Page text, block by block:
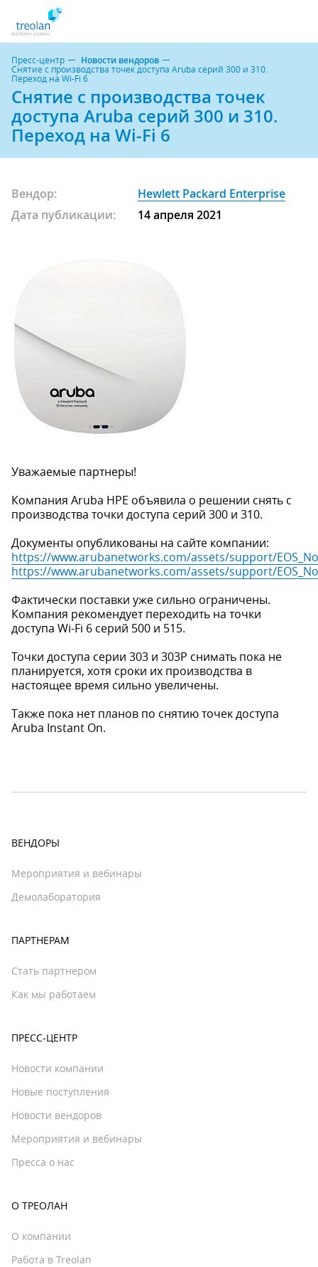
Пресс-центр Новости вендоров
Cнятие с производства точек доступа Aruba серий 300 и 310.
Переход на Wi-Fi 6
Cнятие с производства точек
доступа Aruba серий 300 и 310.
Переход на Wi-Fi 6
Вендор:
Hewlett Packard Enterprise
Дата публикации:
14 апреля 2021
Уважаемые партнеры!
Компания Aruba HPE объявила о решении снять с
производства точки доступа серий 300 и 310.
Документы опубликованы на сайте компании:
https://www.arubanetworks.com/assets/support/
https://www.arubanetworks.com/assets/support/
Фактически поставки уже сильно ограничены.
Компания рекомендует переходить на точки
доступа Wi-Fi 6 серий 500 и 515.
Точки доступа серии 303 и 303Р снимать пока не
планируется, хотя сроки их производства в
настоящее время сильно увеличены.
Также пока нет планов по снятию точек доступа
Aruba Instant On.
ВЕНДОРЫ
Мероприятия и вебинары
Демолаборатория
ПАРТНЕРАМ
Стать партнером
Как мы работаем
ПРЕСС-ЦЕНТР
Новости компании
Новые поступления
Новости вендоров
Мероприятия и вебинары
Пресса о нас
О ТРЕОЛАН
О компании
Работа в Treolan